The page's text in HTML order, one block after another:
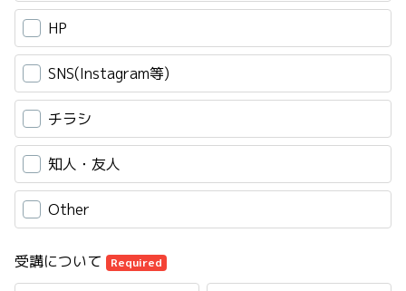
HP
SNS(Instagram等)
チラシ
知人・友人
Other
受講について Required